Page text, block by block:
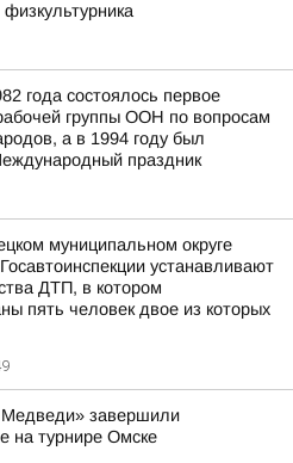
года состоялось первое
группы ООН по вопросам
а в 1994 году был
праздник
муниципальном округе
устанавливают
ДТП, в котором
пять человек двое из которых
Медведи» завершили
на турнире Омске